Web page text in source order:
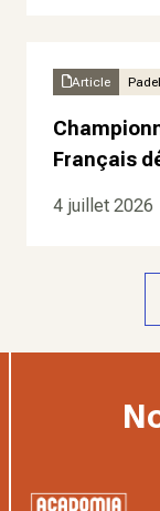
Article Padel
Français
4 juillet 2026